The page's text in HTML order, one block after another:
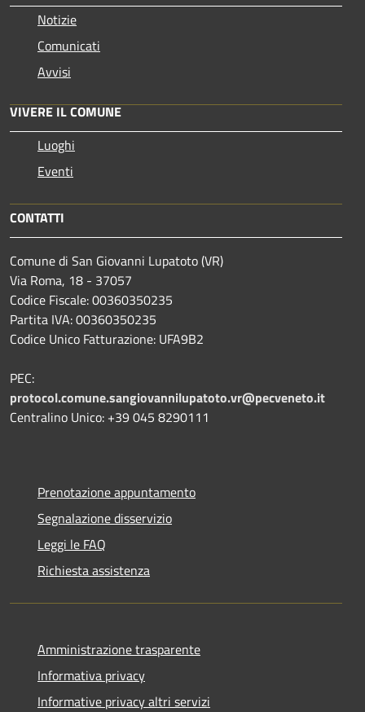
Notizie
Comunicati
Avvisi
VIVERE IL COMUNE
Luoghi
Eventi
CONTATTI
Comune di San Giovanni Lupatoto (VR)
Via Roma, 18 - 37057
Codice Fiscale: 00360350235
Partita IVA: 00360350235
Codice Unico Fatturazione: UFA9B2
PEC:
protocol.comune.sangiovannilupatoto.vr@pecveneto.it
Centralino Unico: +39 045 8290111
Prenotazione appuntamento
Segnalazione disservizio
Leggi le FAQ
Richiesta assistenza
Amministrazione trasparente
Informativa privacy
Informative privacy altri servizi